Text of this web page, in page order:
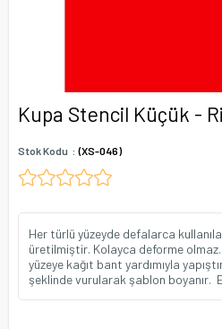
Kupa Stencil Küçük -
Stok Kodu (XS-046)
Her türlü yüzeyde defalarca
üretilmiştir. Kolayca deforme
yüzeye kağıt bant yardımıyla
şeklinde vurularak şablon boyanır.